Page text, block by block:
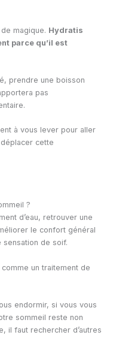
de magique. Hydratis
parce qu’il est
prendre une boisson
pas
à vous lever pour aller
cette
?
d’eau, retrouver une
le confort général
de soif.
un traitement de
endormir, si vous vous
sommeil reste non
il faut rechercher d’autres